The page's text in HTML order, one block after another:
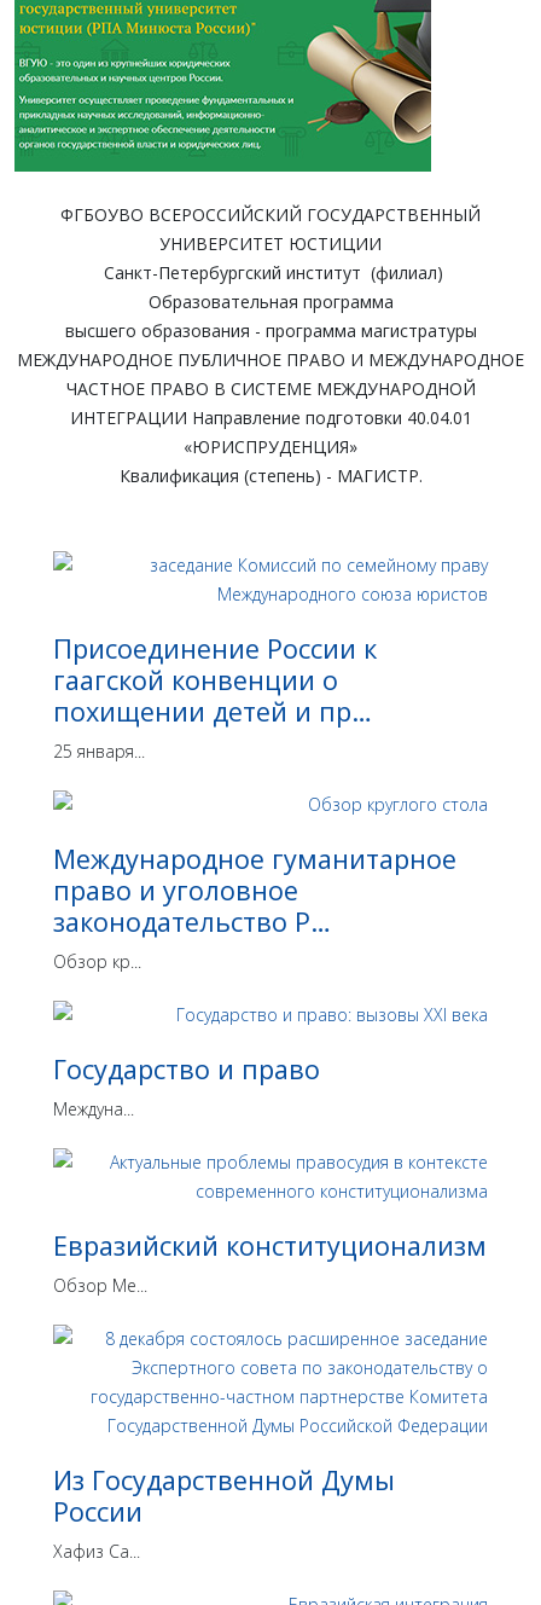
ФГБОУВО ВСЕРОССИЙСКИЙ ГОСУДАРСТВЕННЫЙ
УНИВЕРСИТЕТ ЮСТИЦИИ
Санкт-Петербургский институт (филиал)
Образовательная программа
высшего образования - программа магистратуры
МЕЖДУНАРОДНОЕ ПУБЛИЧНОЕ ПРАВО И МЕЖДУНАРОДНОЕ
ЧАСТНОЕ ПРАВО В СИСТЕМЕ МЕЖДУНАРОДНОЙ
ИНТЕГРАЦИИ Направление подготовки 40.04.01
«ЮРИСПРУДЕНЦИЯ»
Квалификация (степень) - МАГИСТР.
Присоединение России к
гаагской конвенции о
похищении детей и пр…
25 января...
Международное гуманитарное
право и уголовное
законодательство Р…
Обзор кр...
Государство и право
Междуна...
Евразийский конституционализм
Обзор Ме...
Из Государственной Думы
России
Хафиз Са...